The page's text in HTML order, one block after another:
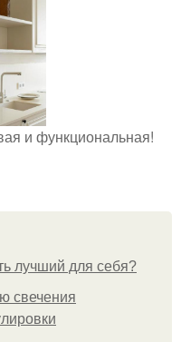
и функциональная!
лучший для себя?
свечения